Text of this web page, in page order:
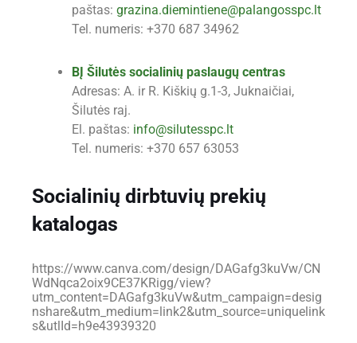
paštas: grazina.diemintiene@palangosspc.lt
Tel. numeris: +370 687 34962
BĮ Šilutės socialinių paslaugų centras
Adresas: A. ir R. Kiškių g.1-3, Juknaičiai,
Šilutės raj.
El. paštas: info@silutesspc.lt
Tel. numeris: +370 657 63053
Socialinių dirbtuvių prekių
katalogas
https://www.canva.com/design/DAGafg3kuVw/CN
WdNqca2oix9CE37KRigg/view?
utm_content=DAGafg3kuVw&utm_campaign=desig
nshare&utm_medium=link2&utm_source=uniquelink
s&utlId=h9e43939320